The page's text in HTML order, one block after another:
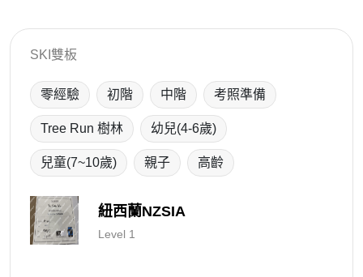
SKI雙板
零經驗 初階 中階 考照準備
Tree Run 樹林 幼兒(4-6歲)
兒童(7~10歲) 親子 高齡
紐西蘭NZSIA
Level 1